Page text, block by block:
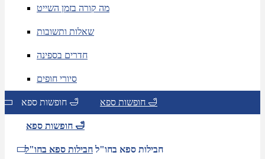
מה קורה בזמן השייט
שאלות ותשובות
חדרים בספינה
סיורי חופים
חופשות ספא 🛁 חופשות ספא 🛁
חופשות ספא 🛁
חבילות ספא בחו"ל חבילות ספא בחו"ל